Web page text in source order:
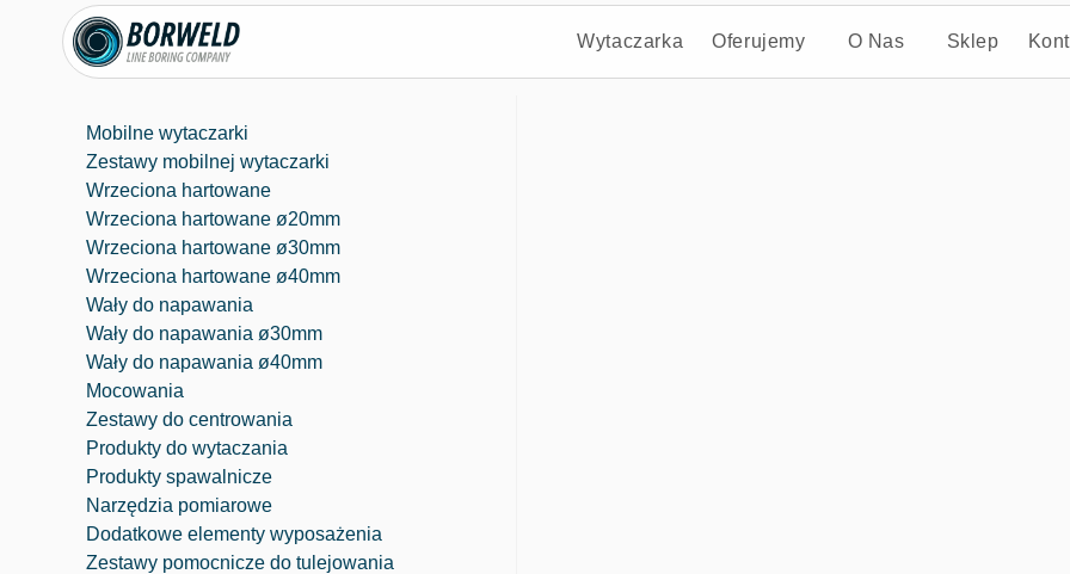
Wytaczarka Oferujemy O Nas Sklep
Mobilne wytaczarki
Zestawy mobilnej wytaczarki
Wrzeciona hartowane
Wrzeciona hartowane ø20mm
Wrzeciona hartowane ø30mm
Wrzeciona hartowane ø40mm
Wały do napawania
Wały do napawania ø30mm
Wały do napawania ø40mm
Mocowania
Zestawy do centrowania
Produkty do wytaczania
⁠Produkty spawalnicze
Narzędzia pomiarowe
Dodatkowe elementy wyposażenia
Zestawy pomocnicze do tulejowania